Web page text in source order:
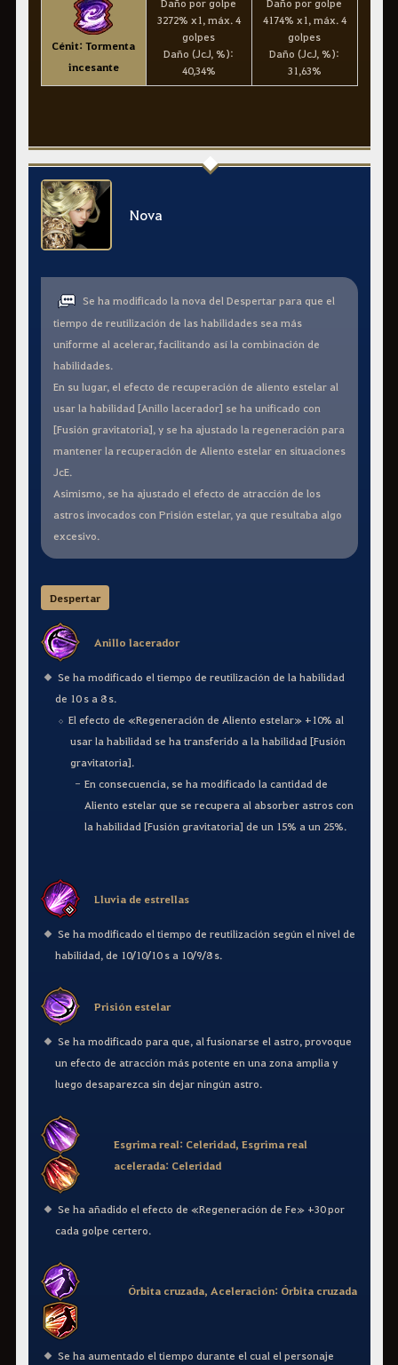
Cénit: Tormenta
incesante
3272% x1, máx. 4
golpes
Daño (JcJ, %):
40,34%
4174% x1, máx. 4
golpes
Daño (JcJ, %):
31,63%
Nova
Se ha modificado la nova del Despertar para que el
tiempo de reutilización de las habilidades sea más
uniforme al acelerar, facilitando así la combinación de
habilidades.
En su lugar, el efecto de recuperación de aliento estelar al
usar la habilidad [Anillo lacerador] se ha unificado con
[Fusión gravitatoria], y se ha ajustado la regeneración para
mantener la recuperación de Aliento estelar en situaciones
JcE.
Asimismo, se ha ajustado el efecto de atracción de los
astros invocados con Prisión estelar, ya que resultaba algo
excesivo.
Despertar
Anillo lacerador
Se ha modificado el tiempo de reutilización de la habilidad
de 10 s a 8 s.
El efecto de «Regeneración de Aliento estelar» +10% al
usar la habilidad se ha transferido a la habilidad [Fusión
gravitatoria].
En consecuencia, se ha modificado la cantidad de
Aliento estelar que se recupera al absorber astros con
la habilidad [Fusión gravitatoria] de un 15% a un 25%.
Lluvia de estrellas
Se ha modificado el tiempo de reutilización según el nivel de
habilidad, de 10/10/10 s a 10/9/8 s.
Prisión estelar
Se ha modificado para que, al fusionarse el astro, provoque
un efecto de atracción más potente en una zona amplia y
luego desaparezca sin dejar ningún astro.
Esgrima real: Celeridad, Esgrima real
acelerada: Celeridad
Se ha añadido el efecto de «Regeneración de Fe» +30 por
cada golpe certero.
Órbita cruzada, Aceleración: Órbita cruzada
Se ha aumentado el tiempo durante el cual el personaje